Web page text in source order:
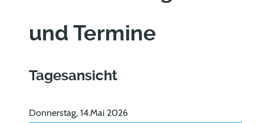
und Termine
Tagesansicht
Donnerstag, 14.Mai 2026